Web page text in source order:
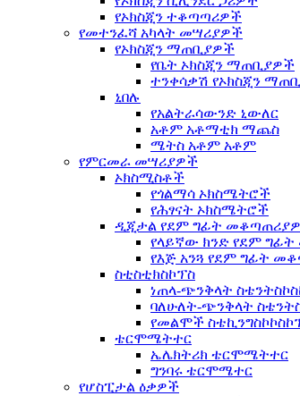
የኦክስጂን ተቆጣጣሪዎች
የመተንፈሻ አካላት መሣሪያዎች
የኦክስጂን ማጠቢያዎች
የቤት ኦክስጂን ማጠቢያዎች
ተንቀሳቃሽ የኦክስጂን
ኒበሉ
የአልትራሳውንድ ኒውለር
አቶም አቶማቲክ ማጨስ
ሜትስ አቶም አቶም
የምርመራ መሣሪያዎች
ኦክስሚስቶች
የጎልማሳ ኦክስሜትሮች
የሕፃናት ኦክስሜትሮች
ዲጂታል የደም ግፊት
የላይኛው ክንድ የደም
የእጅ አንጓ የደም ግፊት
ስቲስቲክስኮፕስ
ነጠላ-ጭንቅላት
ባለሁለት-ጭንቅላት
የመልሞች
ቴርሞሜትተር
ኤሌክትሪክ ቴርሞሜትተር
ግንባሩ ቴርሞሜተር
የሆስፒታል ዕቃዎች